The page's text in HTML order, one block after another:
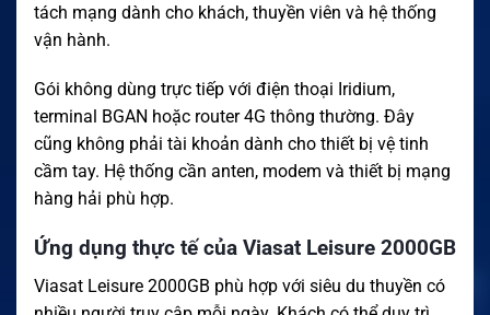
tách mạng dành cho khách, thuyền viên và hệ thống
vận hành.
Gói không dùng trực tiếp với điện thoại Iridium,
terminal BGAN hoặc router 4G thông thường. Đây
cũng không phải tài khoản dành cho thiết bị vệ tinh
cầm tay. Hệ thống cần anten, modem và thiết bị mạng
hàng hải phù hợp.
Ứng dụng thực tế của Viasat Leisure 2000GB
Viasat Leisure 2000GB phù hợp với siêu du thuyền có